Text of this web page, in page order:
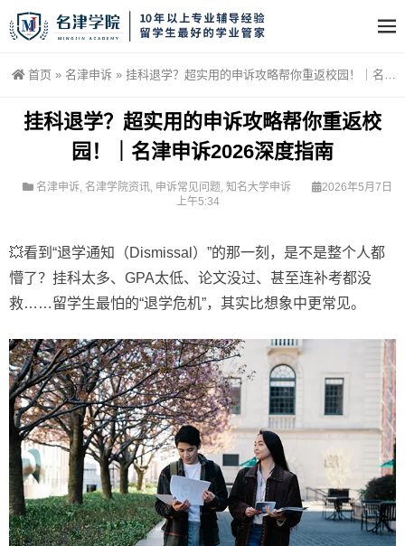
首页 » 名津申诉 » 挂科退学？超实用的申诉攻略帮你重返校园！｜名津申诉2026深度指南
挂科退学？超实用的申诉攻略帮你重返校
园！｜名津申诉2026深度指南
名津申诉, 名津学院资讯, 申诉常见问题, 知名大学申诉
2026年5月7日
上午5:34
💥看到“退学通知（Dismissal）”的那一刻，是不是整个人都
懵了？ 挂科太多、GPA太低、论文没过、甚至连补考都没
救……留学生最怕的“退学危机”，其实比想象中更常见。